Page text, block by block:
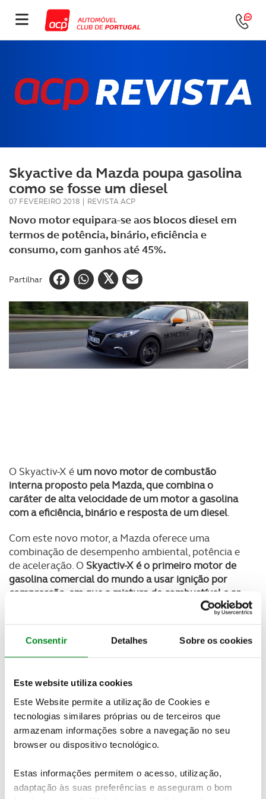
Consentir Detalhes Sobre os cookies
Este website utiliza cookies
Este Website permite a utilização de Cookies e
tecnologias similares próprias ou de terceiros que
armazenam informações sobre a navegação no seu
browser ou dispositivo tecnológico.
Estas informações permitem o acesso, utilização,
adaptação às suas preferências e asseguram o bom
Skyactive da Mazda poupa gasolina
como se fosse um diesel
07 FEVEREIRO 2018 | REVISTA ACP
Novo motor equipara-se aos blocos diesel em
termos de potência, binário, eficiência e
consumo, com ganhos até 45%.
Partilhar
O Skyactiv-X é um novo motor de combustão
interna proposto pela Mazda, que combina o
caráter de alta velocidade de um motor a gasolina
com a eficiência, binário e resposta de um diesel.
Com este novo motor, a Mazda oferece uma
combinação de desempenho ambiental, potência e
de aceleração. O Skyactiv-X é o primeiro motor de
gasolina comercial do mundo a usar ignição por
compressão, em que a mistura de combustível e ar
se acende espontaneamente quando comprimido
Um novo método de combustão exclusivo,
chamado Spark Controlled Compression Ignition,
comercialização de motores a gasolina de ignição
por compressão: o da maximização a zona em que a
ignição por compressão é possível, e o da transição
perfeita entre ignição por compressão e ignição.
A ignição de compressão e um sobrealimentador
ajustado para melhorar a economia de combustível
juntos oferecem uma resposta sem precedentes do
motor eaumentam o binário de 10 a 30% sobre o